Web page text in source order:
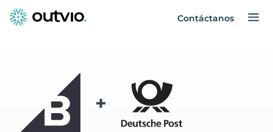
Contáctanos
+